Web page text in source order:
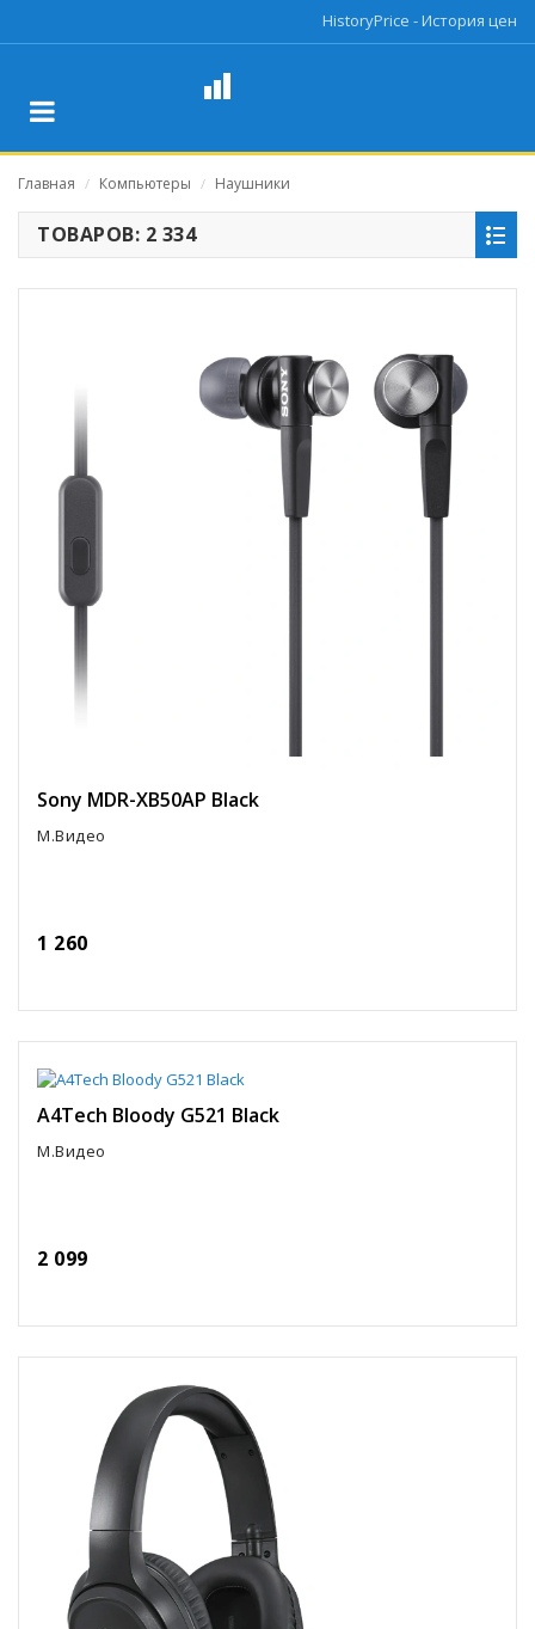
HistoryPrice - История цен
Главная / Компьютеры / Наушники
ТОВАРОВ: 2 334
Sony MDR-XB50AP Black
М.Видео
1 260
A4Tech Bloody G521 Black
М.Видео
2 099